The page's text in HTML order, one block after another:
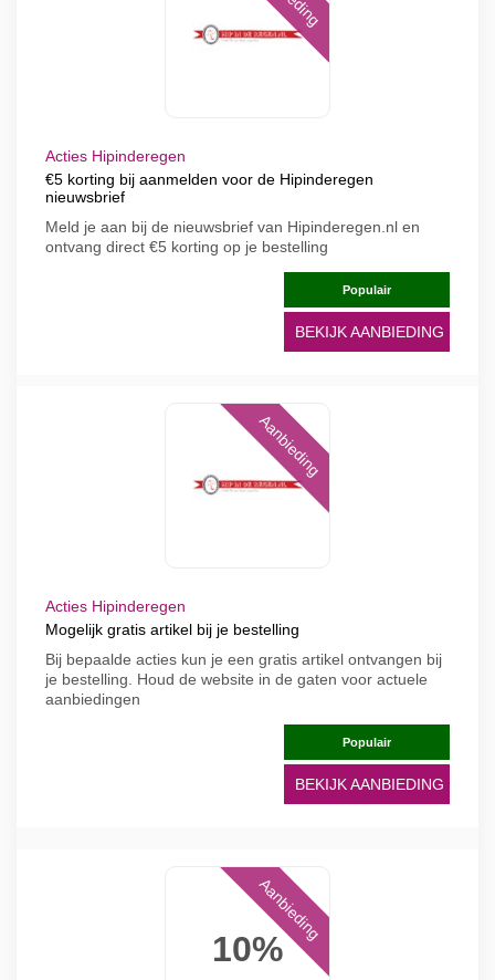
Acties Hipinderegen
€5 korting bij aanmelden voor de Hipinderegen
nieuwsbrief
Meld je aan bij de nieuwsbrief van Hipinderegen.nl en
ontvang direct €5 korting op je bestelling
Populair
BEKIJK AANBIEDING
Aanbieding
Acties Hipinderegen
Mogelijk gratis artikel bij je bestelling
Bij bepaalde acties kun je een gratis artikel ontvangen bij
je bestelling. Houd de website in de gaten voor actuele
aanbiedingen
Populair
BEKIJK AANBIEDING
10%
Aanbieding